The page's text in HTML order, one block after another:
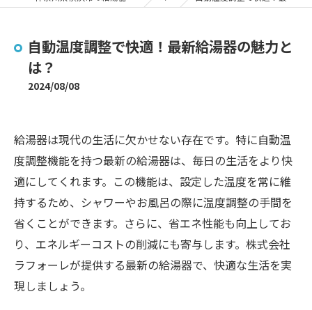
自動温度調整で快適！最新給湯器の魅力と
は？
2024/08/08
給湯器は現代の生活に欠かせない存在です。特に自動温
度調整機能を持つ最新の給湯器は、毎日の生活をより快
適にしてくれます。この機能は、設定した温度を常に維
持するため、シャワーやお風呂の際に温度調整の手間を
省くことができます。さらに、省エネ性能も向上してお
り、エネルギーコストの削減にも寄与します。株式会社
ラフォーレが提供する最新の給湯器で、快適な生活を実
現しましょう。